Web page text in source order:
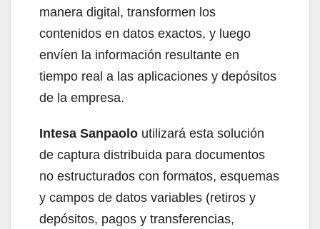
manera digital, transformen los
contenidos en datos exactos, y luego
envíen la información resultante en
tiempo real a las aplicaciones y depósitos
de la empresa.
Intesa Sanpaolo utilizará esta solución
de captura distribuida para documentos
no estructurados con formatos, esquemas
y campos de datos variables (retiros y
depósitos, pagos y transferencias,